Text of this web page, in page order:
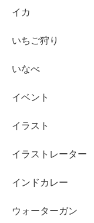
イカ
いちご狩り
いなべ
イベント
イラスト
イラストレーター
インドカレー
ウォーターガン